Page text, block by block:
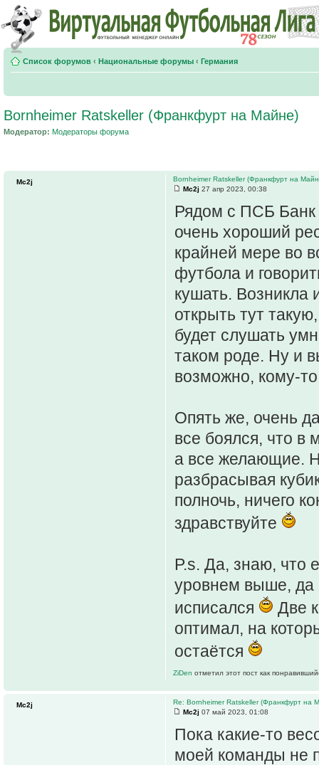
Список форумов ‹ Национальные форумы ‹ Германия
Bornheimer Ratskeller (Франкфурт на Майне)
Модератор: Модераторы форума
Bornheimer Ratskeller (Франкфурт на
Mc2j 27 апр 2023, 00:38
Рядом с ПСБ Банк
очень хороший
крайней мере во
футбола и
кушать. Возникла
открыть тут
будет слушать
таком роде. Ну и
возможно, кому-
Опять же, очень
все боялся, что в
а все желающие.
разбрасывая
полночь, ничего
здравствуйте
P.s. Да, знаю, что
уровнем выше, да
исписался
Две
оптимал, на
остаётся
ZiDen отметил этот пост как
Mc2j
Re: Bornheimer Ratskeller (Франкфурт на
Mc2j 07 май 2023, 01:08
Пока какие-то
моей команды не
Mc2j